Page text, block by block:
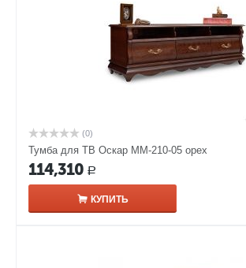
(0)
Тумба для ТВ Оскар ММ-210-05 орех
114,310 Р
КУПИТЬ